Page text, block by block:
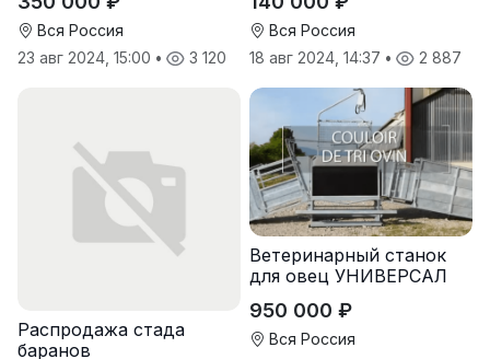
Вся Россия
23 авг 2024, 15:00 • 3 120
Вся Россия
18 авг 2024, 14:37 • 2 887
Распродажа стада
баранов
Ветеринарный станок
для овец УНИВЕРСАЛ
950 000 ₽
Вся Россия